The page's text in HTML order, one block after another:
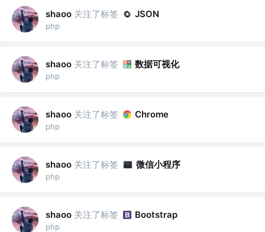
shaoo 关注了标签 JSON
php
shaoo 关注了标签 数据可视化
php
shaoo 关注了标签 Chrome
php
shaoo 关注了标签 微信小程序
php
shaoo 关注了标签 Bootstrap
php